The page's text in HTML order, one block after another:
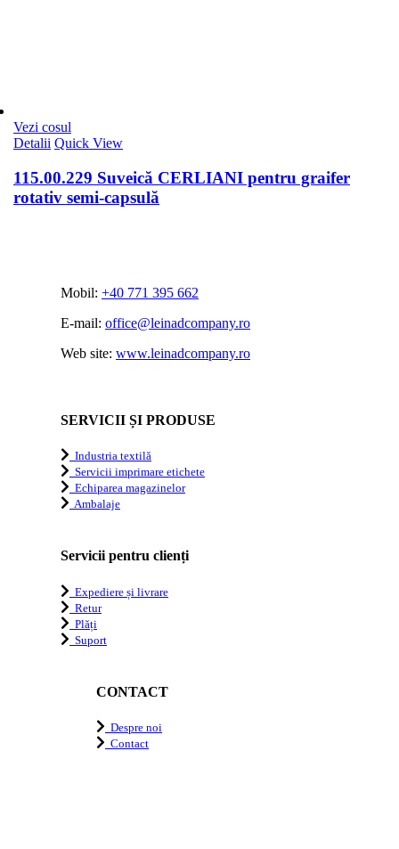
Vezi cosul
Detalii Quick View
115.00.229 Suveică CERLIANI pentru graifer
rotativ semi-capsulă
Mobil: +40 771 395 662
E-mail: office@leinadcompany.ro
Web site: www.leinadcompany.ro
SERVICII ȘI PRODUSE
Industria textilă
Servicii imprimare etichete
Echiparea magazinelor
Ambalaje
Servicii pentru clienți
Expediere și livrare
Retur
Plăți
Suport
CONTACT
Despre noi
Contact